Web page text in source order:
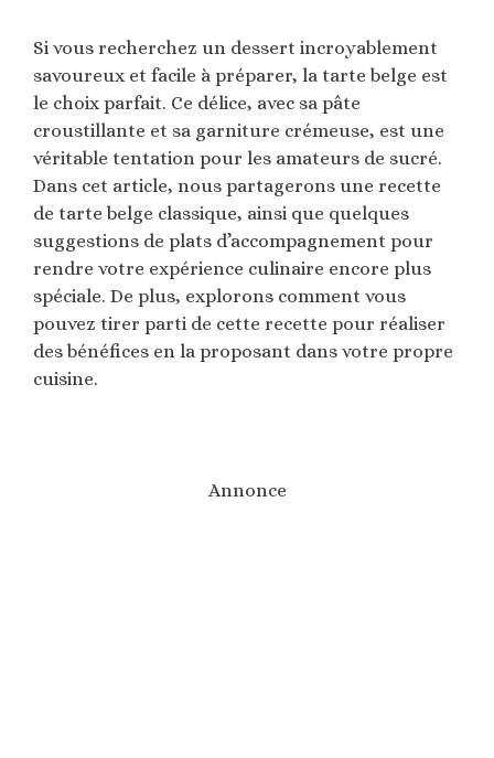
Si vous recherchez un dessert incroyablement
savoureux et facile à préparer, la tarte belge est
le choix parfait. Ce délice, avec sa pâte
croustillante et sa garniture crémeuse, est une
véritable tentation pour les amateurs de sucré.
Dans cet article, nous partagerons une recette
de tarte belge classique, ainsi que quelques
suggestions de plats d’accompagnement pour
rendre votre expérience culinaire encore plus
spéciale. De plus, explorons comment vous
pouvez tirer parti de cette recette pour réaliser
des bénéfices en la proposant dans votre propre
cuisine.
Annonce